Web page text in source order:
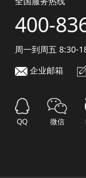
400-
周一到周五 8:30-
企业邮箱
QQ 微信